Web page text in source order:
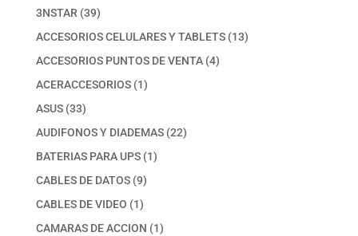
3NSTAR 3939
productos
ACCESORIOS CELULARES Y TABLETS 1313
ACCESORIOS PUNTOS DE VENTA 44
ACERACCESORIOS 11
ASUS 3333
productos
AUDIFONOS Y DIADEMAS 2222
BATERIAS PARA UPS 11
CABLES DE DATOS 99
productos
CABLES DE VIDEO 11
producto
CAMARAS DE ACCION 11